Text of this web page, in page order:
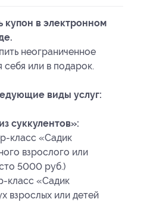
купон в электронном
неограниченное
себя или в подарок.
виды услуг:
суккулентов»:
класс «Садик
взрослого или
5000 руб.)
класс «Садик
взрослых или детей